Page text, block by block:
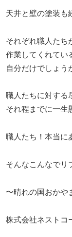
天井と壁の塗装も
それぞれ職人たち
作業してくれてい
自分だけでしょう
職人たちに対する
それ程までに一生
職人たち！本当に
そんなこんなでリ
〜晴れの国おかや
株式会社ネストコ